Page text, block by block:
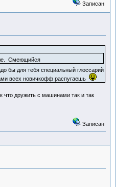
Записан
Смеющийся
бы для тебя специальный глоссарий
всех новичкофф распугаешь
что дружить с машинами так и так
Записан